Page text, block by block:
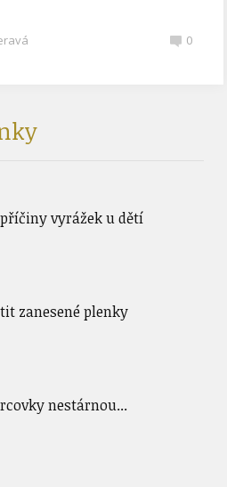
0
vyrážek u dětí
zanesené plenky
nestárnou...